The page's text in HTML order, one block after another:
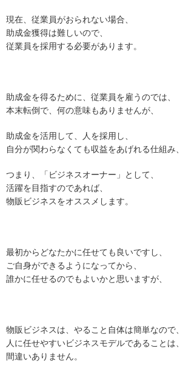
現在、従業員がおられない場合、
助成金獲得は難しいので、
従業員を採用する必要があります。
助成金を得るために、従業員を雇うのでは、
本末転倒で、何の意味もありませんが、
助成金を活用して、人を採用し、
自分が関わらなくても収益をあげれる仕組み、
つまり、「ビジネスオーナー」として、
活躍を目指すのであれば、
物販ビジネスをオススメします。
最初からどなたかに任せても良いですし、
ご自身ができるようになってから、
誰かに任せるのでもよいかと思いますが、
物販ビジネスは、やること自体は簡単なので、
人に任せやすいビジネスモデルであることは、
間違いありません。